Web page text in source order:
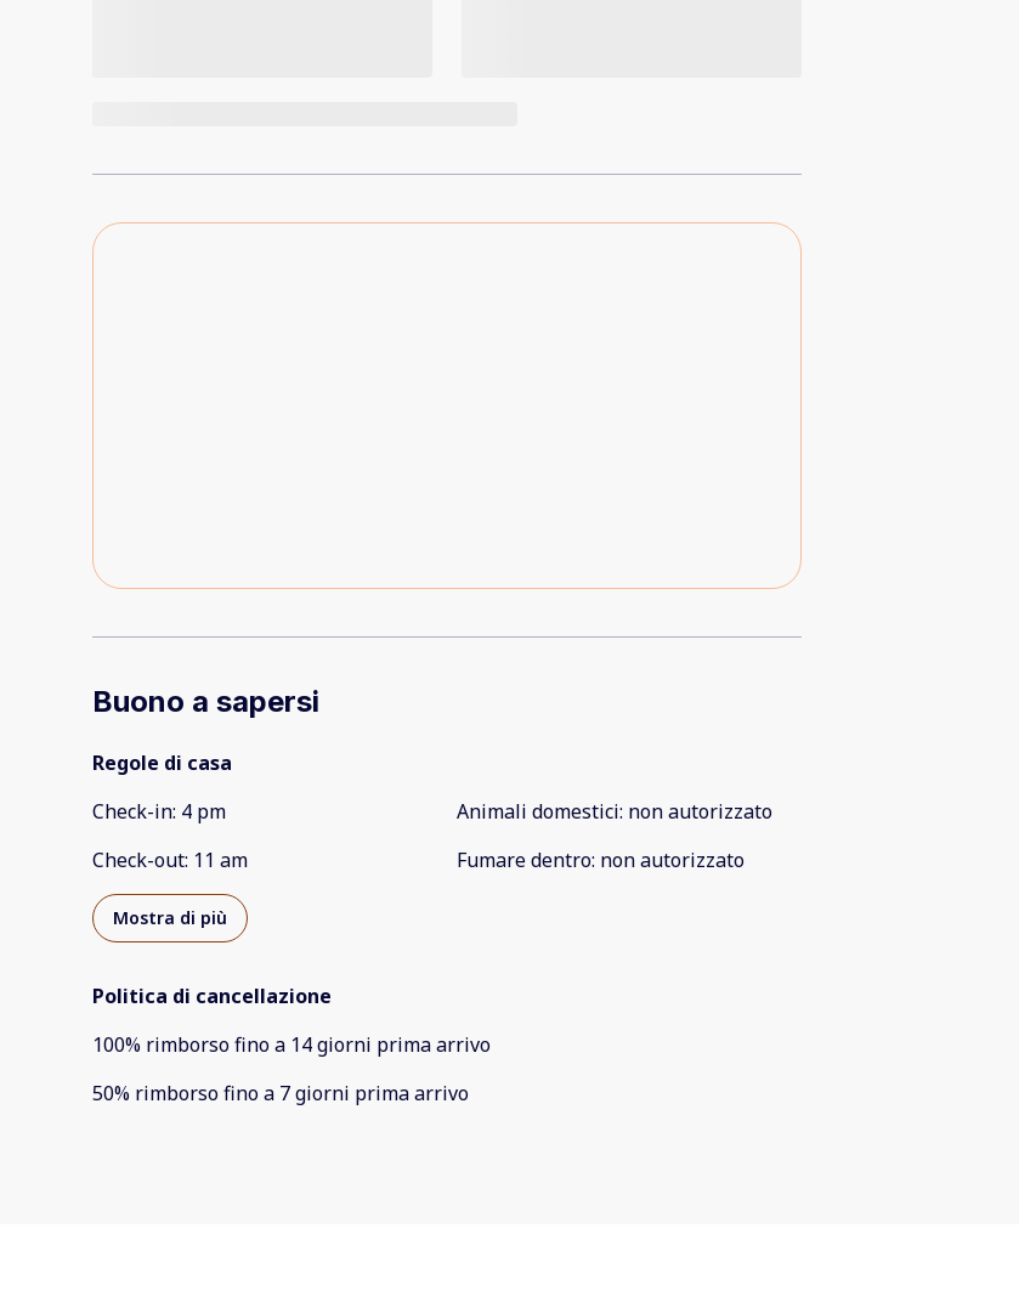
Buono a sapersi
Regole di casa
Check-in: 4 pm
Check-out: 11 am
Animali domestici: non autorizzato
Fumare dentro: non autorizzato
Mostra di più
Politica di cancellazione
100% rimborsofino a 14 giorni primaarrivo
50% rimborsofino a 7 giorni primaarrivo